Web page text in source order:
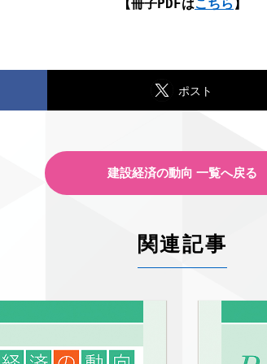
【冊子PDFはこちら 】
ポスト
建設経済の動向 一覧へ戻る
関連記事